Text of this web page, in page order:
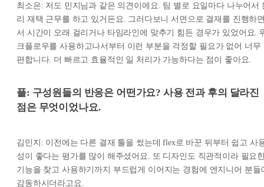
최소은: 저도 민지님과 같은 의견이에요. 팀 별로 요일마다 나누어서
리 재택 근무를 하고 있거든요. 그러다보니 서면으로 결재를 진행하
서 시간이 오래 걸리거나 타임라인에 맞추기 힘든 경우가 있었어요.
크플로우를 사용하고나서부터 이런 부분을 걱정할 필요가 없어 너무
편합니다. 더 빠르고 효율적인 일 처리가 가능하다는 점이 좋아요.
플: 구성원들의 반응은 어떤가요? 사용 전과 후의 달라진
점은 무엇이었나요.
김민지: 이전에는 다른 결재 툴을 썼는데 flex로 바꾼 뒤부터 쉽고 사
성이 좋다는 평가를 많이 해주셨어요. 또 디자인도 직관적이라 필요
기능을 찾고 사용하기까지 부드럽게 이어지는 경험에 엔지니어 분들
감동하시더라고요.